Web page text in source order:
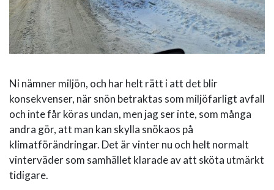
Ni nämner miljön, och har helt rätt i att det blir
konsekvenser, när snön betraktas som miljöfarligt avfall
och inte får köras undan, men jag ser inte, som många
andra gör, att man kan skylla snökaos på
klimatförändringar. Det är vinter nu och helt normalt
vinterväder som samhället klarade av att sköta utmärkt
tidigare.